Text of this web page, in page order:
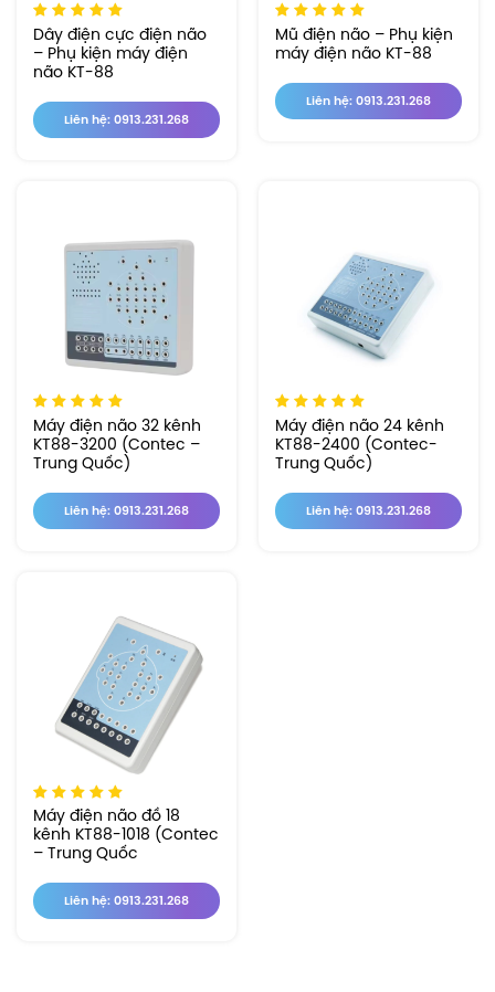
Dây điện cực điện não
– Phụ kiện máy điện
não KT-88
Liên hệ: 0913.231.268
Mũ điện não – Phụ kiện
máy điện não KT-88
Liên hệ: 0913.231.268
Máy điện não 32 kênh
KT88-3200 (Contec –
Trung Quốc)
Liên hệ: 0913.231.268
Máy điện não 24 kênh
KT88-2400 (Contec-
Trung Quốc)
Liên hệ: 0913.231.268
Máy điện não đồ 18
kênh KT88-1018 (Contec
– Trung Quốc
Liên hệ: 0913.231.268